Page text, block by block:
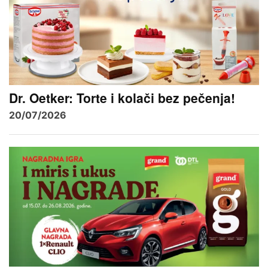
Dr. Oetker: Torte i kolači bez pečenja!
20/07/2026